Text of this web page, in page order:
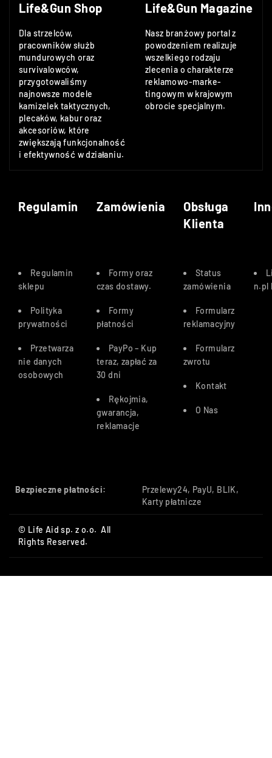
Life&Gun Shop
Dla strzelców,
pracowników służb
mundurowych oraz
survivalowców,
przygotowaliśmy
najnowsze modele
kamizelek taktycznych,
plecaków, kabur oraz
akcesoriów, które
zwiększają funkcjonalność
i efektywność w działaniu.
Life&Gun Magazine
Nasz branżowy portal z
powodzeniem realizuje
wszelkiego rodzaju
zlecenia o charakterze
reklamowo-marke-
tingowym w krajowym
obrocie specjalnym.
Regulamin Zamówienia
Obsługa
Klienta
Regulamin
sklepu
Polityka
prywatności
Przetwarza
nie danych
osobowych
Formy oraz
czas dostawy.
Formy
płatności
PayPo – Kup
teraz, zapłać za
30 dni
Rękojmia,
gwarancja,
reklamacje
Status
zamówienia
Formularz
reklamacyjny
Formularz
zwrotu
Kontakt
O Nas
n.pl
Bezpieczne płatności:
Przelewy24, PayU, BLIK,
Karty płatnicze
© Life Aid sp. z o.o. All
Rights Reserved.